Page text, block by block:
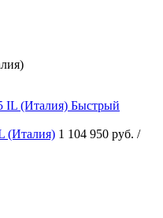
Быстрый
(Италия) 1 104 950 руб. /